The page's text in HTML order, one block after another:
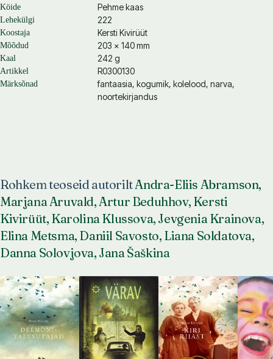
Köide Pehme kaas
Lehekülgi 222
Koostaja Kersti Kivirüüt
Mõõdud 203 × 140 mm
Kaal 242 g
Artikkel R0300130
Märksõnad
fantaasia, kogumik, kolelood, narva,
noortekirjandus
Rohkem teoseid autoriltAndra-Eliis Abramson,
Marjana Aruvald, Artur Beduhhov, Kersti
Kivirüüt, Karolina Klussova, Jevgenia Krainova,
Elina Metsma, Daniil Savosto, Liana Soldatova,
Danna Solovjova, Jana Šaškina